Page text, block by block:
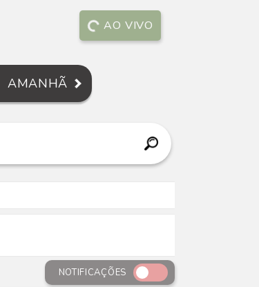
AO VIVO
AMANHÃ
NOTIFICAÇÕES